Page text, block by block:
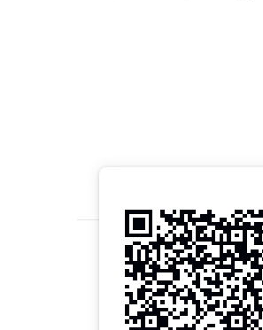
關於我們
品牌故事 Brand Story